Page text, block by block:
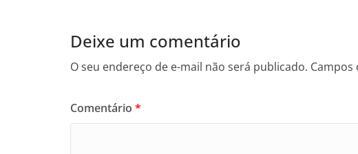
Deixe um comentário
O seu endereço de e-mail não será publicado.
Comentário *